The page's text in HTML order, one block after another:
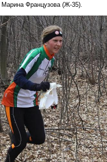
Марина Французова (Ж-35).